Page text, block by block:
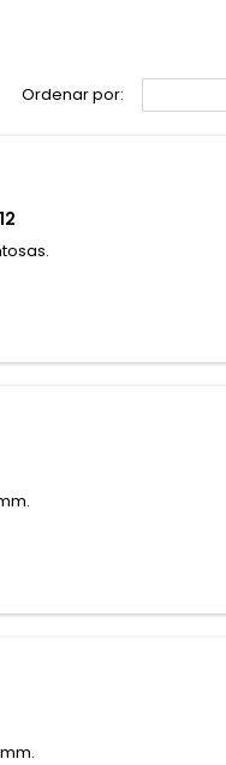
Ordenar por: